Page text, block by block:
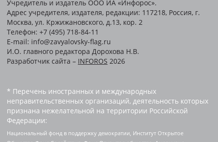
Учредитель и издатель ООО ИА «Инфорос».
Адрес учредителя, издателя, редакции: 117218, Россия, г.
Москва, ул. Кржижановского, д.13, кор. 2
Телефон: +7 (495) 718-84-11
E-mail: info@zavyalovsky-flag.ru
И.О. главного редактора Дорохова Н.В.
Разработчик сайта – INFOROS 2026
* Перечень иностранных и международных
неправительственных организаций, деятельность которых
признана нежелательной на территории Российской
Федерации:
Национальный фонд в поддержку демократии, Институт Открытое